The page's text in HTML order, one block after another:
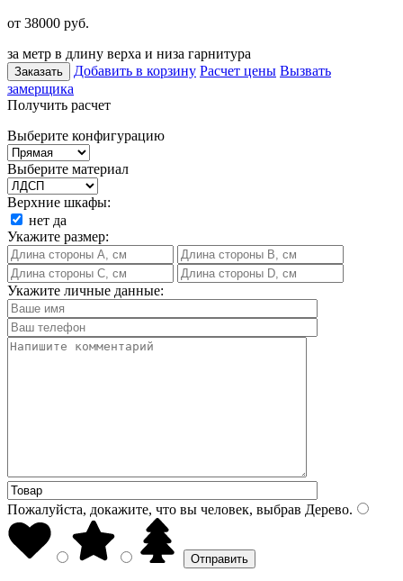
от 38000 руб.
за метр в длину верха и низа гарнитура
Заказать Добавить в корзину Расчет цены Вызвать
замерщика
Получить расчет
Выберите конфигурацию
Выберите материал
Верхние шкафы:
нет да
Укажите размер:
Укажите личные данные:
Пожалуйста, докажите, что вы человек, выбрав Дерево.